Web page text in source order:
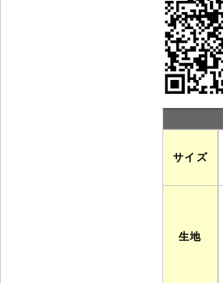
サイズ
生地